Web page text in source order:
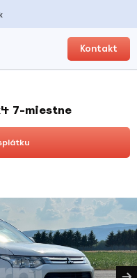
Kontakt
7-miestne